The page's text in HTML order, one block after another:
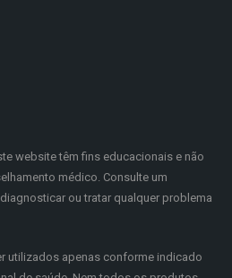
website têm fins educacionais e não
médico. Consulte um
ou tratar qualquer problema
utilizados apenas conforme indicado